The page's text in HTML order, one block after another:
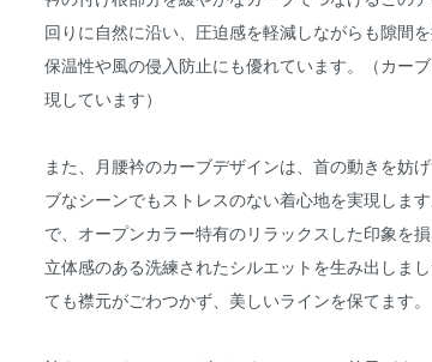
回りに自然に沿い、圧迫感を軽減しながらも隙間を
保温性や風の侵入防止にも優れています。（カー
現しています）
また、月腰衿のカーブデザインは、首の動きを妨
ブなシーンでもストレスのない着心地を実現します
で、オープンカラー特有のリラックスした印象を
立体感のある洗練されたシルエットを生み出しま
ても襟元がごわつかず、美しいラインを保てます。